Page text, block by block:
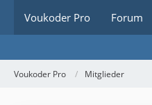
Voukoder Pro Forum
Voukoder Pro Mitglieder